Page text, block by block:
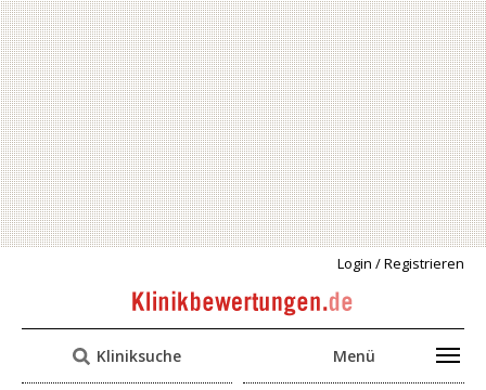
Login / Registrieren
Kliniksuche Menü